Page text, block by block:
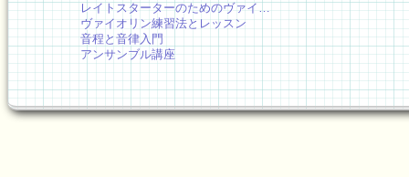
レイトスターターのためのヴァイ…
ヴァイオリン練習法とレッスン
音程と音律入門
アンサンブル講座